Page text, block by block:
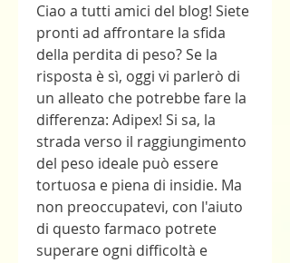
Ciao a tutti amici del blog! Siete
pronti ad affrontare la sfida
della perdita di peso? Se la
risposta è sì, oggi vi parlerò di
un alleato che potrebbe fare la
differenza: Adipex! Si sa, la
strada verso il raggiungimento
del peso ideale può essere
tortuosa e piena di insidie. Ma
non preoccupatevi, con l'aiuto
di questo farmaco potrete
superare ogni difficoltà e